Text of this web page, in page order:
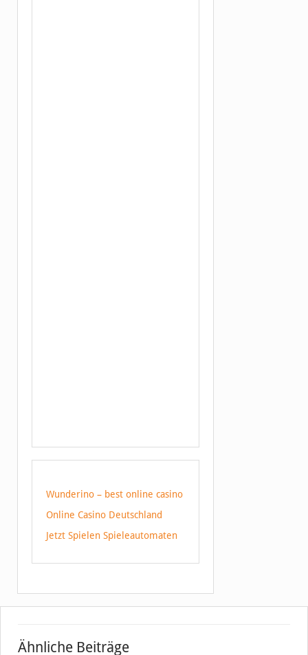
Wunderino – best online casino
Online Casino Deutschland
Jetzt Spielen Spieleautomaten
Ähnliche Beiträge